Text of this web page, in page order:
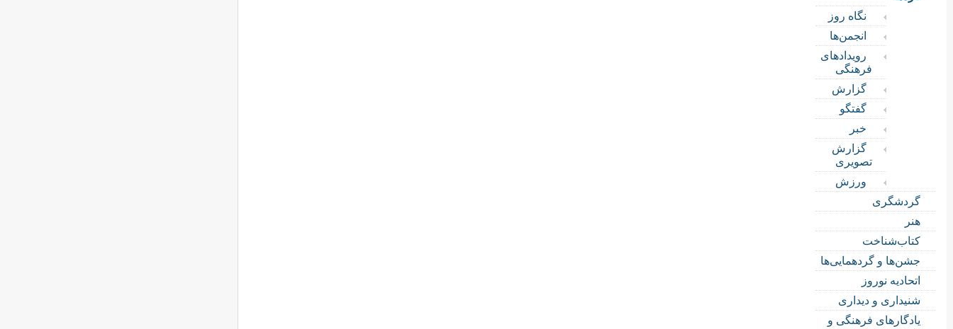
نگاه روز
انجمن‌ها
رویدادهای
فرهنگی
گزارش
گفتگو
خبر
گزارش
تصویری
ورزش
گردشگری
هنر
کتاب‌شناخت
جشن‌ها و گردهمایی‌ها
اتحادیه نوروز
شنیداری و دیداری
یادگارهای فرهنگی و